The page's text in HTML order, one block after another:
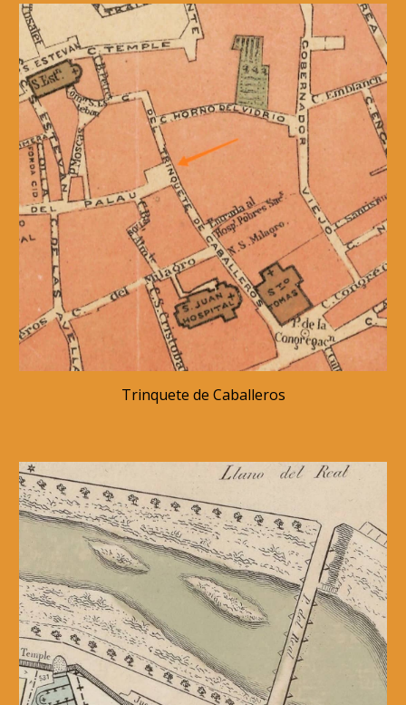
Trinquete de Caballeros